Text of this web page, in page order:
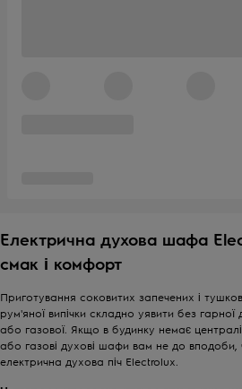
Електрична духова шафа
смак і комфорт
Приготування соковитих запечених і
рум'яної випічки складно уявити без
або газової. Якщо в будинку немає
або газові духові шафи вам не до
електрична духова піч Electrolux.